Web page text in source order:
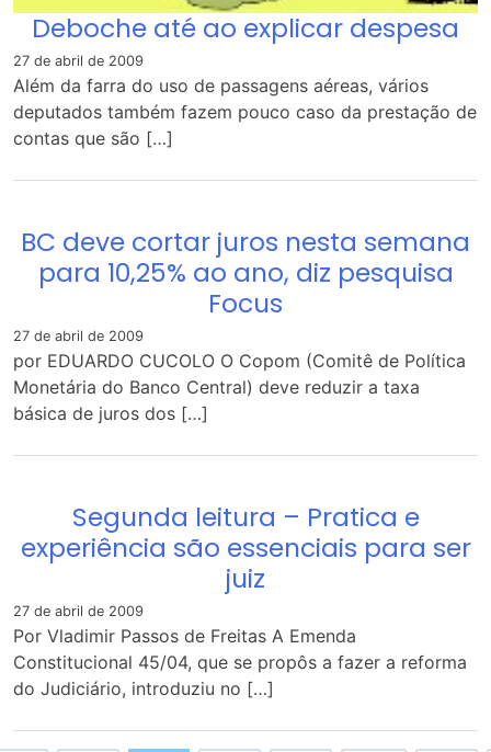
Deboche até ao explicar despesa
27 de abril de 2009
Além da farra do uso de passagens aéreas, vários
deputados também fazem pouco caso da prestação de
contas que são […]
BC deve cortar juros nesta semana
para 10,25% ao ano, diz pesquisa
Focus
27 de abril de 2009
por EDUARDO CUCOLO O Copom (Comitê de Política
Monetária do Banco Central) deve reduzir a taxa
básica de juros dos […]
Segunda leitura – Pratica e
experiência são essenciais para ser
juiz
27 de abril de 2009
Por Vladimir Passos de Freitas A Emenda
Constitucional 45/04, que se propôs a fazer a reforma
do Judiciário, introduziu no […]